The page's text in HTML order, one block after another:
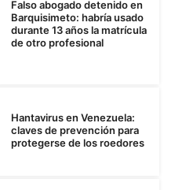
Falso abogado detenido en
Barquisimeto: habría usado
durante 13 años la matrícula
de otro profesional
Hantavirus en Venezuela:
claves de prevención para
protegerse de los roedores